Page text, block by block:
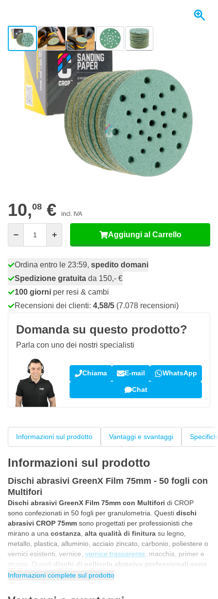
View larger imageView larger imageView larger imageView larger imageView larger image
Spedito domani
Variante
CROP GreenX Film Disco Abrasivo 75mm grana 150 - 50 pezzi
Scegli un numero
10,
RISPARMIA IL 5% pz
10,08 € incl. IVA
Aggiungi al Carrello
Ordina entro le 23:59, spedito domani
Spedizione gratuita da 150,- €
100 giorni per resi & cambi
Recensioni dei clienti: 4,58/5 (7.078 recensioni)
Domanda su questo prodotto?
Parla con uno dei nostri specialisti
Chiama E-mail WhatsApp
Chat
Informazioni sul prodotto Vantaggi e svantaggi
Informazioni sul prodotto
Dischi abrasivi GreenX Film 75mm - 50 fogli con
Multifori
Dischi abrasivi GreenX Film 75mm con Multifori di CROP
sono confezionati in 50 fogli per granulometria. Questi dischi
abrasivi CROP 75mm sono progettati per professionisti che
mirano a una costanza, alta qualità di finitura su legno,
metallo, plastica, alluminio, acciaio zincato, carbonio, poliestere o
vernici esistenti, vernice, vernice trasparente, macchia, primer e
stucco. Questi dischi di pellicola abrasiva professionali sono
rotondi di 75mme adatti sia perlevigatrici
digrani abrasivi di ossido di alluminio di massima qualità
Informazioni complete sul prodotto